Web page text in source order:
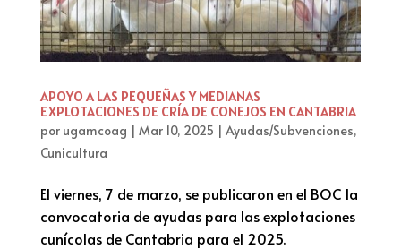
APOYO A LAS PEQUEÑAS Y MEDIANAS
EXPLOTACIONES DE CRÍA DE CONEJOS EN CANTABRIA
por ugamcoag | Mar 10, 2025 | Ayudas/Subvenciones,
Cunicultura
El viernes, 7 de marzo, se publicaron en el BOC la
convocatoria de ayudas para las explotaciones
cunícolas de Cantabria para el 2025.